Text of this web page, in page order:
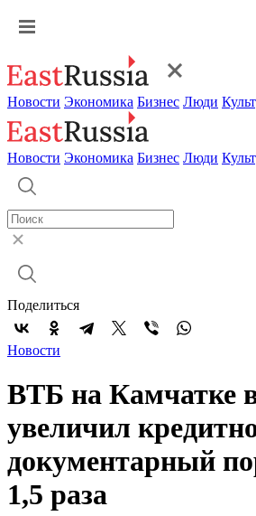
Новости Экономика Бизнес Люди
Новости Экономика Бизнес Люди
Поделиться
Новости
ВТБ на Камчатке
увеличил
документарный
1,5 раза